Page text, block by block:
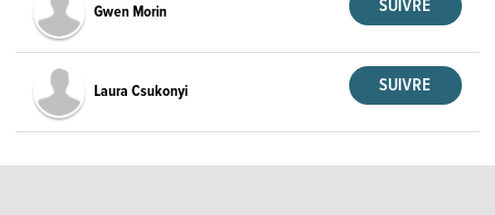
Gwen Morin
Laura Csukonyi